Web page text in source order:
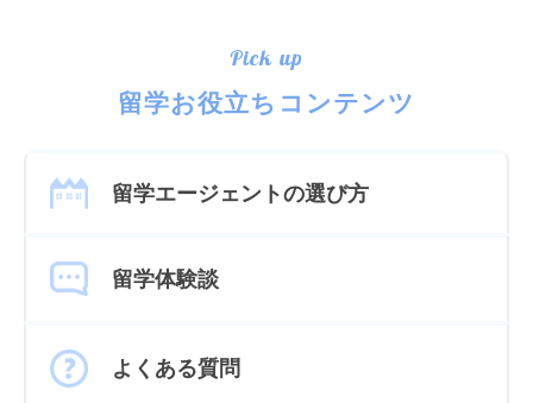
Pick up
留学お役立ちコンテンツ
留学エージェントの選び方
留学体験談
よくある質問